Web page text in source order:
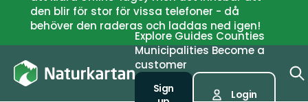
den blir för stor för vissa telefoner - då
behöver den raderas och laddas ned igen!
Explore Guides Counties
Municipalities Become a
customer
Sign
Login